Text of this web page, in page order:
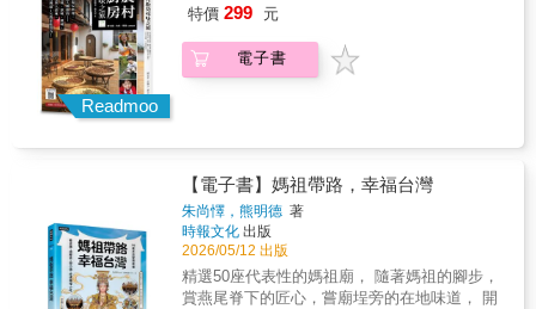
Readmoo
特價 299 元
電子書
【電子書】媽祖帶路，幸福台灣
朱尚懌，熊明德 著
時報文化 出版
2026/05/12 出版
精選50座代表性的媽祖廟， 隨著媽祖的腳步，
賞燕尾脊下的匠心，嘗廟埕旁的在地味道， 開